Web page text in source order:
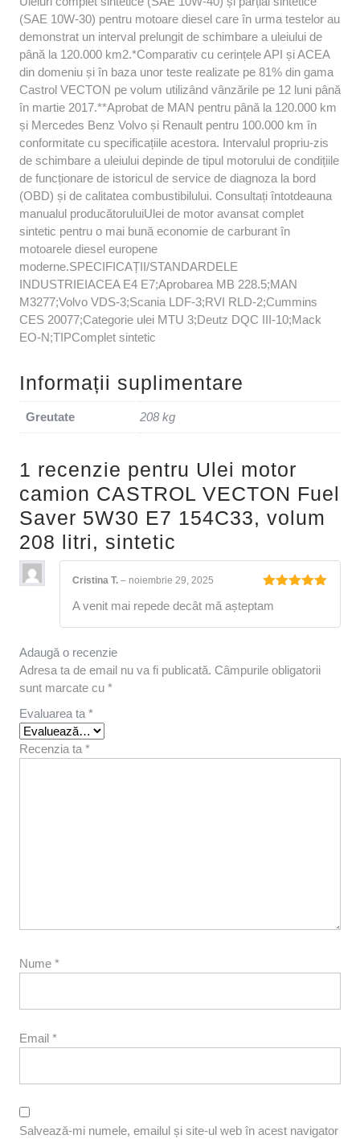
(SAE 10W-30) pentru motoare diesel care în urma testelor au
demonstrat un interval prelungit de schimbare a uleiului de
până la 120.000 km2.*Comparativ cu cerințele API și ACEA
din domeniu și în baza unor teste realizate pe 81% din gama
Castrol VECTON pe volum utilizând vânzările pe 12 luni până
în martie 2017.**Aprobat de MAN pentru până la 120.000 km
și Mercedes Benz Volvo și Renault pentru 100.000 km în
conformitate cu specificațiile acestora. Intervalul propriu-zis
de schimbare a uleiului depinde de tipul motorului de condițiile
de funcționare de istoricul de service de diagnoza la bord
(OBD) și de calitatea combustibilului. Consultați întotdeauna
manualul producătoruluiUlei de motor avansat complet
sintetic pentru o mai bună economie de carburant în
motoarele diesel europene
moderne.SPECIFICAȚII/STANDARDELE
INDUSTRIEIACEA E4 E7;Aprobarea MB 228.5;MAN
M3277;Volvo VDS-3;Scania LDF-3;RVI RLD-2;Cummins
CES 20077;Categorie ulei MTU 3;Deutz DQC III-10;Mack
EO-N;TIPComplet sintetic
Informații suplimentare
Greutate 208 kg
1 recenzie pentru Ulei motor
camion CASTROL VECTON Fuel
Saver 5W30 E7 154C33, volum
208 litri, sintetic
5din 5
Cristina T. – noiembrie 29, 2025
A venit mai repede decât mă așteptam
Adaugă o recenzie
Adresa ta de email nu va fi publicată. Câmpurile obligatorii
sunt marcate cu *
Evaluarea ta *
Recenzia ta *
Nume *
Email *
Salvează-mi numele, emailul și site-ul web în acest navigator